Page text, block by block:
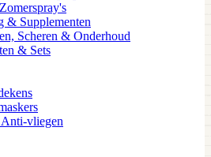
& Supplementen
Scheren & Onderhoud
& Sets
vliegen